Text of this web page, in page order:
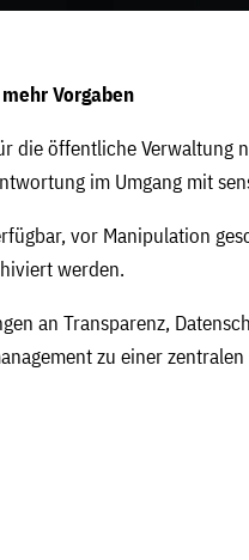
Vorgaben
die öffentliche Verwaltung
im Umgang mit
vor Manipulation
werden.
an Transparenz,
zu einer